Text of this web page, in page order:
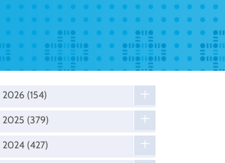
2026 (154)
2025 (379)
2024 (427)